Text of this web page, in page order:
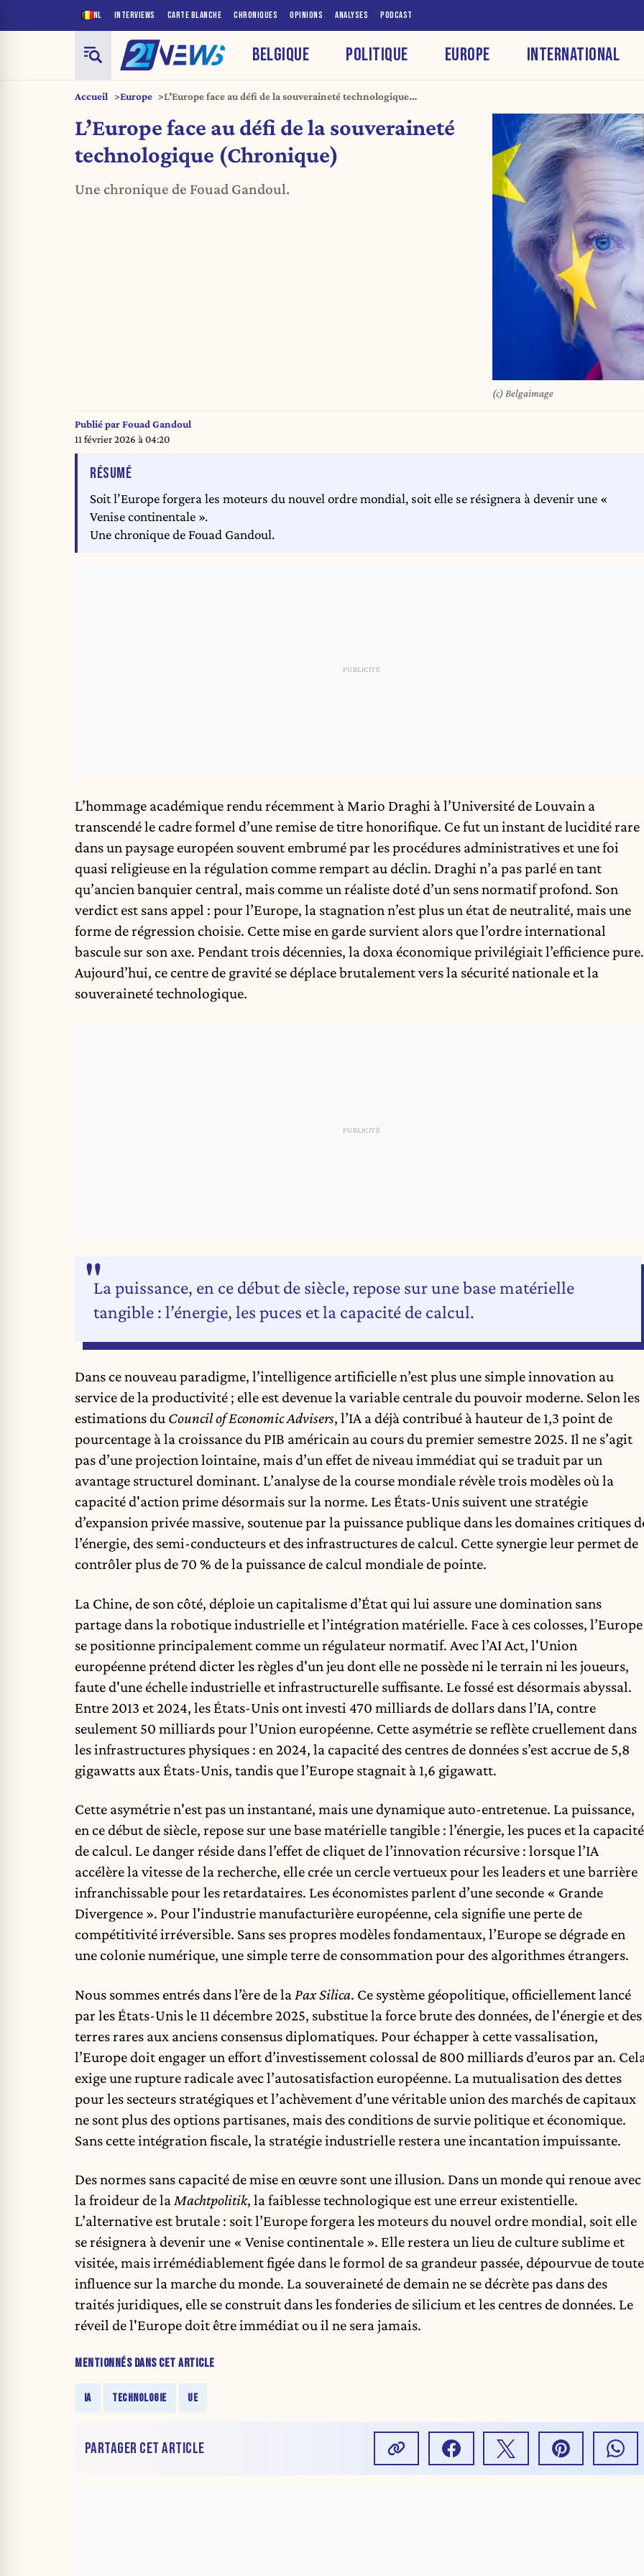
NL INTERVIEWS CARTE BLANCHE CHRONIQUES OPINIONS ANALYSES PODCAST
BELGIQUE POLITIQUE EUROPE INTERNATIONAL
Accueil Europe
L’Europe face au défi de la souveraineté technologique
L’Europe face au défi de la souveraineté
technologique (Chronique)
Une chronique de Fouad Gandoul.
(c) Belgaimage
Publié parFouad Gandoul
11 février 2026 à 04:20
RÉSUMÉDE L'ARTICLE
Soit l’Europe forgera les moteurs du nouvel ordre mondial, soit elle se résignera à devenir une «
Venise continentale ».
Une chronique de Fouad Gandoul.
L’hommage académique rendu récemment à Mario Draghi à l’Université de Louvain a
transcendé le cadre formel d’une remise de titre honorifique. Ce fut un instant de lucidité rare
dans un paysage européen souvent embrumé par les procédures administratives et une foi
quasi religieuse en la régulation comme rempart au déclin. Draghi n’a pas parlé en tant
qu’ancien banquier central, mais comme un réaliste doté d’un sens normatif profond. Son
verdict est sans appel : pour l’Europe, la stagnation n’est plus un état de neutralité, mais une
forme de régression choisie. Cette mise en garde survient alors que l’ordre international
bascule sur son axe. Pendant trois décennies, la doxa économique privilégiait l’efficience pure.
Aujourd’hui, ce centre de gravité se déplace brutalement vers la sécurité nationale et la
souveraineté technologique.
La puissance, en ce début de siècle, repose sur une base matérielle
tangible : l’énergie, les puces et la capacité de calcul.
Dans ce nouveau paradigme, l’intelligence artificielle n’est plus une simple innovation au
service de la productivité ; elle est devenue la variable centrale du pouvoir moderne. Selon les
estimations du Council of Economic Advisers, l’IA a déjà contribué à hauteur de 1,3 point de
pourcentage à la croissance du PIB américain au cours du premier semestre 2025. Il ne s’agit
pas d’une projection lointaine, mais d’un effet de niveau immédiat qui se traduit par un
avantage structurel dominant. L’analyse de la course mondiale révèle trois modèles où la
capacité d'action prime désormais sur la norme. Les États-Unis suivent une stratégie
d’expansion privée massive, soutenue par la puissance publique dans les domaines critiques
l’énergie, des semi-conducteurs et des infrastructures de calcul. Cette synergie leur permet de
contrôler plus de 70 % de la puissance de calcul mondiale de pointe.
La Chine, de son côté, déploie un capitalisme d’État qui lui assure une domination sans
partage dans la robotique industrielle et l’intégration matérielle. Face à ces colosses, l’Europe
se positionne principalement comme un régulateur normatif. Avec l’AI Act, l'Union
européenne prétend dicter les règles d'un jeu dont elle ne possède ni le terrain ni les joueurs,
faute d'une échelle industrielle et infrastructurelle suffisante. Le fossé est désormais abyssal.
Entre 2013 et 2024, les États-Unis ont investi 470 milliards de dollars dans l’IA, contre
seulement 50 milliards pour l’Union européenne. Cette asymétrie se reflète cruellement dans
les infrastructures physiques : en 2024, la capacité des centres de données s’est accrue de 5,8
gigawatts aux États-Unis, tandis que l’Europe stagnait à 1,6 gigawatt.
Cette asymétrie n'est pas un instantané, mais une dynamique auto-entretenue. La puissance,
en ce début de siècle, repose sur une base matérielle tangible : l’énergie, les puces et la capacité
de calcul. Le danger réside dans l’effet de cliquet de l’innovation récursive : lorsque l’IA
accélère la vitesse de la recherche, elle crée un cercle vertueux pour les leaders et une barrière
infranchissable pour les retardataires. Les économistes parlent d’une seconde « Grande
Divergence ». Pour l'industrie manufacturière européenne, cela signifie une perte de
compétitivité irréversible. Sans ses propres modèles fondamentaux, l’Europe se dégrade en
une colonie numérique, une simple terre de consommation pour des algorithmes étrangers.
Nous sommes entrés dans l’ère de la Pax Silica. Ce système géopolitique, officiellement lancé
par les États-Unis le 11 décembre 2025, substitue la force brute des données, de l'énergie et des
terres rares aux anciens consensus diplomatiques. Pour échapper à cette vassalisation,
l’Europe doit engager un effort d’investissement colossal de 800 milliards d’euros par an.
exige une rupture radicale avec l’autosatisfaction européenne. La mutualisation des dettes
pour les secteurs stratégiques et l’achèvement d’une véritable union des marchés de capitaux
ne sont plus des options partisanes, mais des conditions de survie politique et économique.
Sans cette intégration fiscale, la stratégie industrielle restera une incantation impuissante.
Des normes sans capacité de mise en œuvre sont une illusion. Dans un monde qui renoue avec
la froideur de laMachtpolitik, la faiblesse technologique est une erreur existentielle.
L’alternative est brutale : soit l’Europe forgera les moteurs du nouvel ordre mondial, soit elle
se résignera à devenir une « Venise continentale ». Elle restera un lieu de culture sublime et
visitée, mais irrémédiablement figée dans le formol de sa grandeur passée, dépourvue de toute
influence sur la marche du monde. La souveraineté de demain ne se décrète pas dans des
traités juridiques, elle se construit dans les fonderies de silicium et les centres de données. Le
réveil de l'Europe doit être immédiat ou il ne sera jamais.
MENTIONNÉS DANS CET ARTICLE
IA TECHNOLOGIE UE
PARTAGER CET ARTICLE